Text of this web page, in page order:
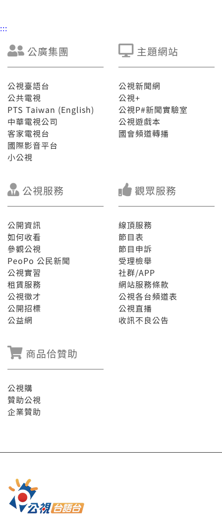
:::
公廣集團
公視臺語台
公共電視
PTS Taiwan (English)
中華電視公司
客家電視台
國際影音平台
小公視
主題網站
公視新聞網
公視+
公視P#新聞實驗室
公視遊戲本
國會頻道轉播
公視服務
公開資訊
如何收看
參觀公視
PeoPo 公民新聞
公視實習
租賃服務
公視徵才
公開招標
公益網
觀眾服務
線頂服務
節目表
節目申訴
受理檢舉
社群/APP
網站服務條款
公視各台頻道表
公視直播
收訊不良公告
商品佮贊助
公視購
贊助公視
企業贊助